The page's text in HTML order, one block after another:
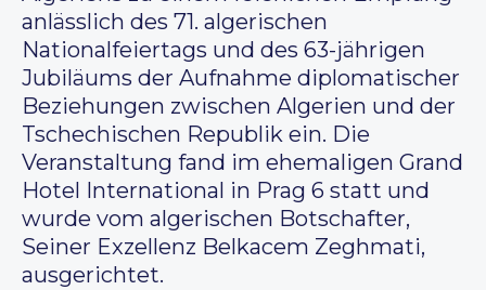
anlässlich des 71. algerischen
Nationalfeiertags und des 63-jährigen
Jubiläums der Aufnahme diplomatischer
Beziehungen zwischen Algerien und der
Tschechischen Republik ein. Die
Veranstaltung fand im ehemaligen Grand
Hotel International in Prag 6 statt und
wurde vom algerischen Botschafter,
Seiner Exzellenz Belkacem Zeghmati,
ausgerichtet.